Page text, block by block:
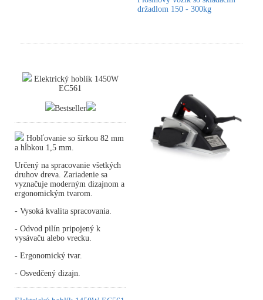
držadlom 150 - 300kg
Elektrický hoblík 1450W
EC561
Bestseller
Hobľovanie so šírkou 82 mm
a hĺbkou 1,5 mm.
Určený na spracovanie všetkých
druhov dreva. Zariadenie sa
vyznačuje moderným dizajnom a
ergonomickým tvarom.
- Vysoká kvalita spracovania.
- Odvod pilín pripojený k
vysávaču alebo vrecku.
- Ergonomický tvar.
- Osvedčený dizajn.